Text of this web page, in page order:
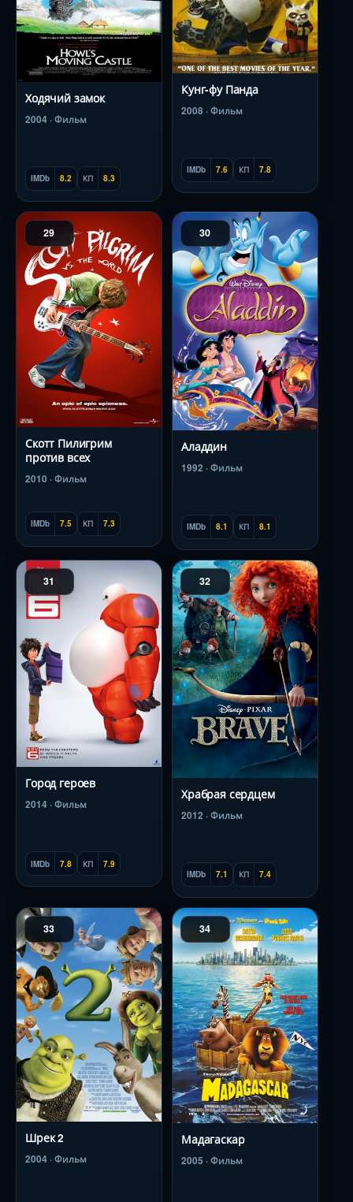
Ходячий замок
2004 · Фильм
IMDb 8.2 КП 8.3
Кунг-фу Панда
2008 · Фильм
IMDb 7.6 КП 7.8
29
Скотт Пилигрим
против всех
2010 · Фильм
IMDb 7.5 КП 7.3
30
Аладдин
1992 · Фильм
IMDb 8.1 КП 8.1
31
Город героев
2014 · Фильм
IMDb 7.8 КП 7.9
32
Храбрая сердцем
2012 · Фильм
IMDb 7.1 КП 7.4
33
Шрек 2
2004 · Фильм
34
Мадагаскар
2005 · Фильм